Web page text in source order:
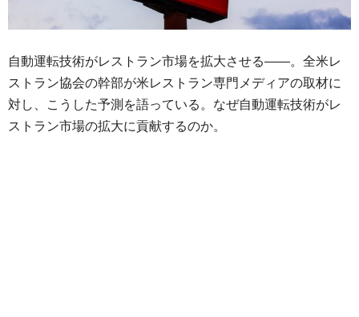
自動運転技術がレストラン市場を拡大させる——。全米レ
ストラン協会の幹部が米レストラン専門メディアの取材に
対し、こうした予測を語っている。なぜ自動運転技術がレ
ストラン市場の拡大に貢献するのか。